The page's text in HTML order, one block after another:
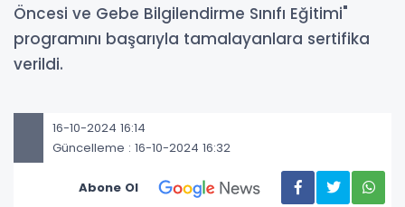
Öncesi ve Gebe Bilgilendirme Sınıfı Eğitimi"
programını başarıyla tamalayanlara sertifika
verildi.
16-10-2024 16:14
Güncelleme : 16-10-2024 16:32
Abone Ol